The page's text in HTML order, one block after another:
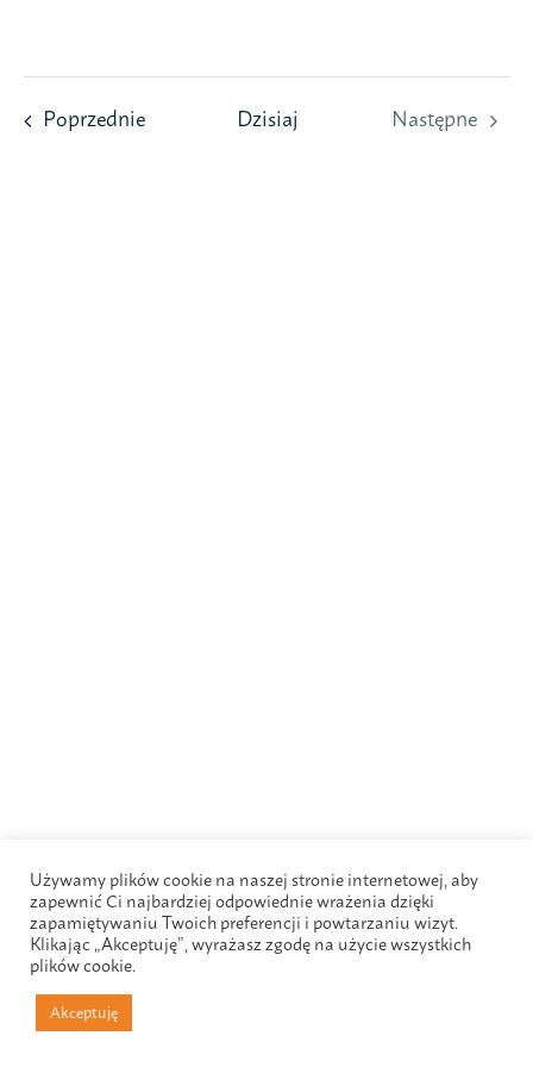
PoprzednieWydarzeniaDzisiaj
Następne
Używamy plików cookie na naszej stronie internetowej, aby
zapewnić Ci najbardziej odpowiednie wrażenia dzięki
zapamiętywaniu Twoich preferencji i powtarzaniu wizyt.
Klikając „Akceptuję”, wyrażasz zgodę na użycie wszystkich
plików cookie.
Akceptuję